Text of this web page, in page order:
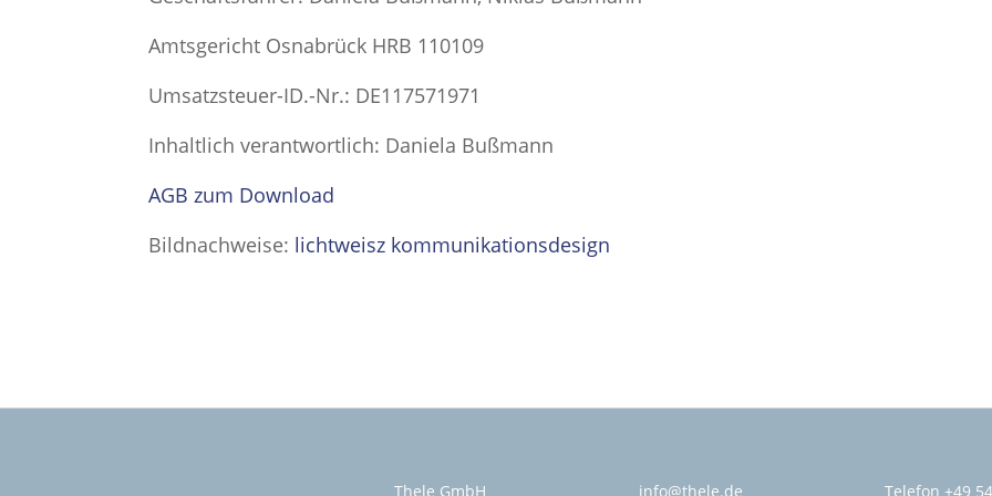
Amtsgericht Osnabrück HRB 110109
Umsatzsteuer-ID.-Nr.: DE117571971
Inhaltlich verantwortlich: Daniela Bußmann
AGB zum Download
Bildnachweise: lichtweisz kommunikationsdesign
Thele GmbH info@thele.de Telefon +49